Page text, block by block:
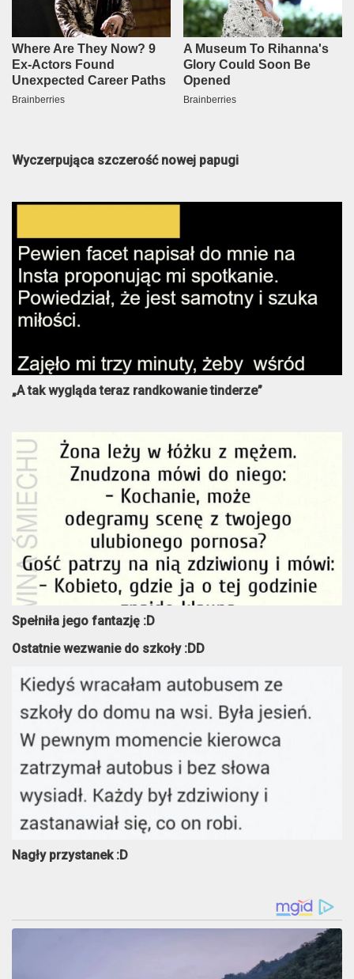
Wyczerpująca szczerość nowej papugi
„A tak wygląda teraz randkowanie tinderze”
Spełniła jego fantazję :D
Ostatnie wezwanie do szkoły :DD
Nagły przystanek :D